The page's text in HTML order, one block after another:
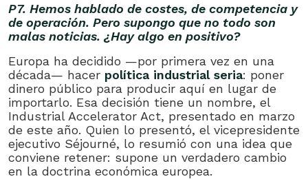
P7. Hemos hablado de costes, de competencia y
de operación. Pero supongo que no todo son
malas noticias. ¿Hay algo en positivo?
Europa ha decidido —por primera vez en una
década— hacer política industrial seria: poner
dinero público para producir aquí en lugar de
importarlo. Esa decisión tiene un nombre, el
Industrial Accelerator Act, presentado en marzo
de este año. Quien lo presentó, el vicepresidente
ejecutivo Séjourné, lo resumió con una idea que
conviene retener: supone un verdadero cambio
en la doctrina económica europea.